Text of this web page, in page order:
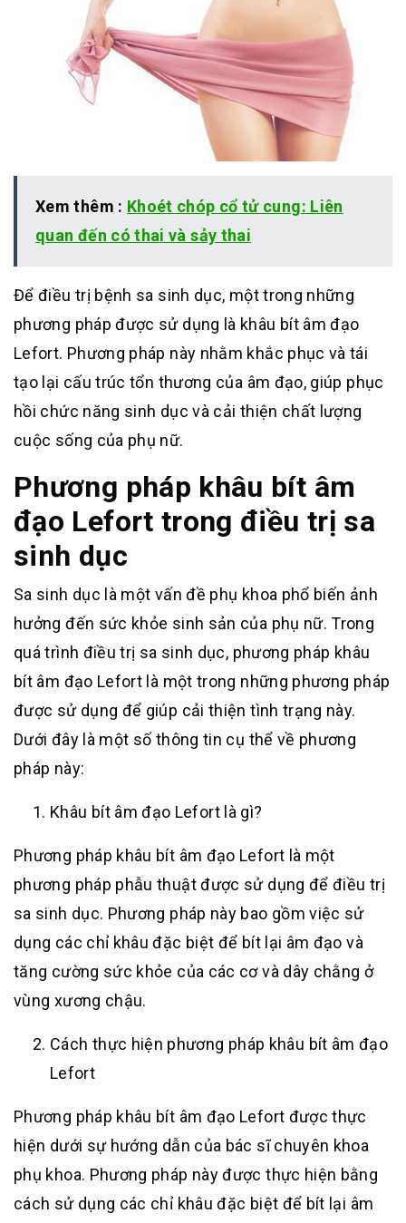
Xem thêm : Khoét chóp cổ tử cung: Liên
quan đến có thai và sảy thai
Để điều trị bệnh sa sinh dục, một trong những
phương pháp được sử dụng là khâu bít âm đạo
Lefort. Phương pháp này nhằm khắc phục và tái
tạo lại cấu trúc tổn thương của âm đạo, giúp phục
hồi chức năng sinh dục và cải thiện chất lượng
cuộc sống của phụ nữ.
Phương pháp khâu bít âm
đạo Lefort trong điều trị sa
sinh dục
Sa sinh dục là một vấn đề phụ khoa phổ biến ảnh
hưởng đến sức khỏe sinh sản của phụ nữ. Trong
quá trình điều trị sa sinh dục, phương pháp khâu
bít âm đạo Lefort là một trong những phương pháp
được sử dụng để giúp cải thiện tình trạng này.
Dưới đây là một số thông tin cụ thể về phương
pháp này:
Khâu bít âm đạo Lefort là gì?
Phương pháp khâu bít âm đạo Lefort là một
phương pháp phẫu thuật được sử dụng để điều trị
sa sinh dục. Phương pháp này bao gồm việc sử
dụng các chỉ khâu đặc biệt để bít lại âm đạo và
tăng cường sức khỏe của các cơ và dây chằng ở
vùng xương chậu.
Cách thực hiện phương pháp khâu bít âm đạo
Lefort
Phương pháp khâu bít âm đạo Lefort được thực
hiện dưới sự hướng dẫn của bác sĩ chuyên khoa
phụ khoa. Phương pháp này được thực hiện bằng
cách sử dụng các chỉ khâu đặc biệt để bít lại âm